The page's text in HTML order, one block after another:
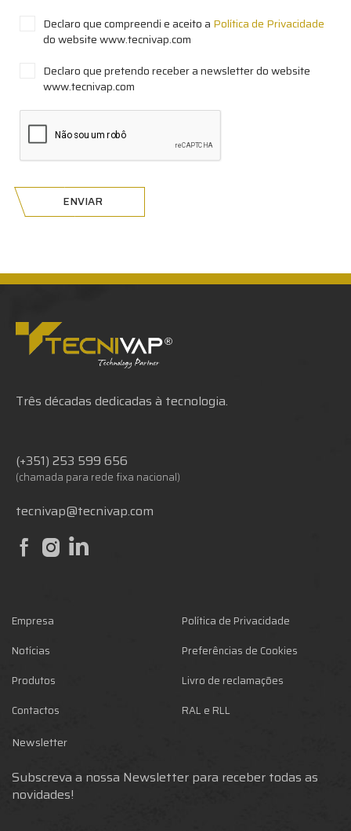
Declaro que compreendi e aceito a Política de Privacidade
do website www.tecnivap.com
Declaro que pretendo receber a newsletter do website
www.tecnivap.com
ENVIAR
Três décadas dedicadas à tecnologia.
(+351) 253 599 656
(chamada para rede fixa nacional)
tecnivap@tecnivap.com
Empresa
Notícias
Produtos
Contactos
Política de Privacidade
Preferências de Cookies
Livro de reclamações
RAL e RLL
Newsletter
Subscreva a nossa Newsletter para receber todas as
novidades!